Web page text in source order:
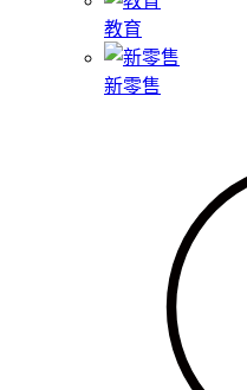
教育
新零售